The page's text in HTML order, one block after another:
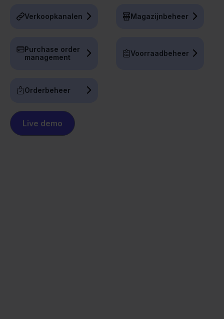
Verkoopkanalen Magazijnbeheer
Purchase order
management
Voorraadbeheer
Orderbeheer
Live demo